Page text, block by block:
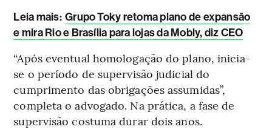
Leia mais: Grupo Toky retoma plano de expansão
e mira Rio e Brasília para lojas da Mobly, diz CEO
“Após eventual homologação do plano, inicia-
se o período de supervisão judicial do
cumprimento das obrigações assumidas”,
completa o advogado. Na prática, a fase de
supervisão costuma durar dois anos.